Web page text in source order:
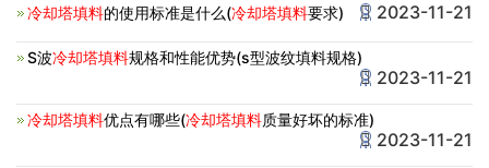
冷却塔填料的使用标准是什么(冷却塔填料要求) 2023-11-21
S波冷却塔填料规格和性能优势(s型波纹填料规格)
2023-11-21
冷却塔填料优点有哪些(冷却塔填料质量好坏的标准)
2023-11-21